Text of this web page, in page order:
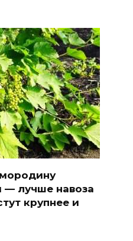
— лучше навоза
крупнее и